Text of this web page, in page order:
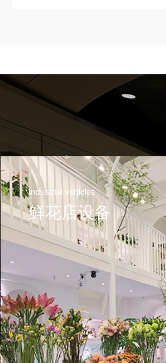
Industrial vehicles
鲜花店设备